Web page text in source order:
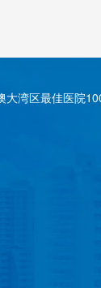
湾区最佳医院